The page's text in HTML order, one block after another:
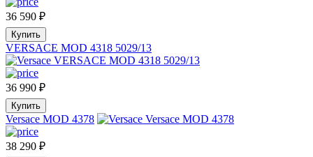
36 590 ₽
Купить
VERSACE MOD 4318 5029/13
36 990 ₽
Купить
Versace MOD 4378
38 290 ₽